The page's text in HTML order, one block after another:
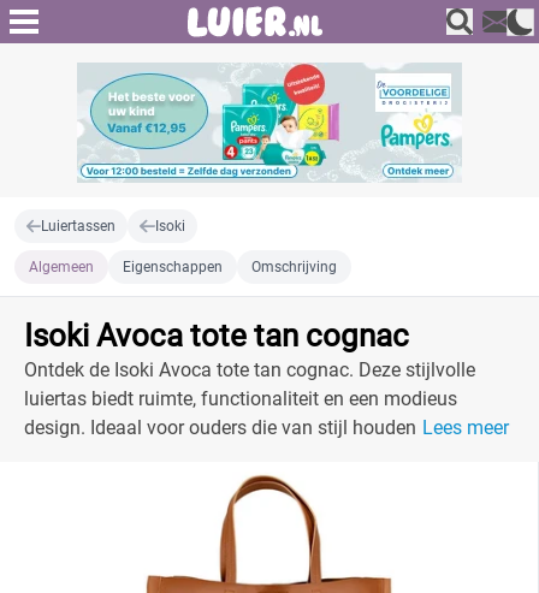
Luiertassen Isoki
Algemeen Eigenschappen Omschrijving
Isoki Avoca tote tan cognac
Ontdek de Isoki Avoca tote tan cognac. Deze stijlvolle
luiertas biedt ruimte, functionaliteit en een modieus
design. Ideaal voor ouders die van stijl houden enLees meer